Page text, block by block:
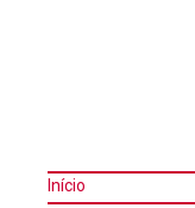
Início